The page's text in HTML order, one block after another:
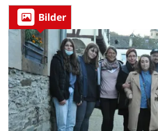
Bilder